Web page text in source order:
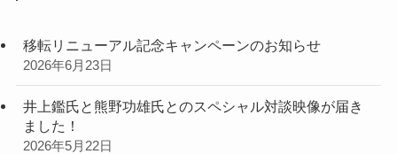
移転リニューアル記念キャンペーンのお知らせ
2026年6月23日
井上鑑氏と熊野功雄氏とのスペシャル対談映像が届き
ました！
2026年5月22日